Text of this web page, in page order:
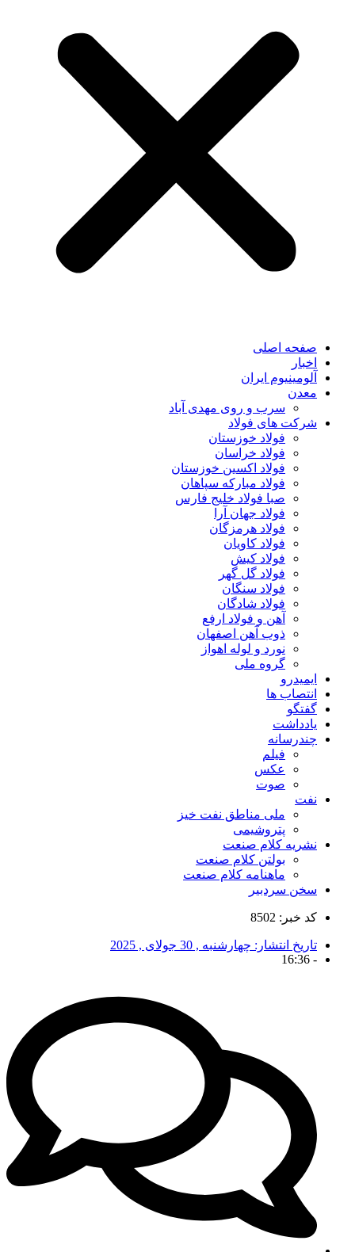
صفحه اصلی
اخبار
آلومینیوم ایران
معدن
سرب و روی مهدی آباد
شرکت های فولاد
فولاد خوزستان
فولاد خراسان
فولاد اکسین خوزستان
فولاد مبارکه سپاهان
صبا فولاد خلیج فارس
فولاد جهان آرا
فولاد هرمزگان
فولاد کاویان
فولاد کیش
فولاد گل گهر
فولاد سنگان
فولاد شادگان
آهن و فولاد ارفع
ذوب آهن اصفهان
نورد و لوله اهواز
گروه ملی
ایمیدرو
انتصاب ها
گفتگو
یادداشت
چندرسانه
فیلم
عکس
صوت
نفت
ملی مناطق نفت خیز
پتروشیمی
نشریه کلام صنعت
بولتن کلام صنعت
ماهنامه کلام صنعت
سخن سردبیر
کد خبر: 8502
تاریخ انتشار: چهارشنبه , 30 جولای , 2025
-
16:36